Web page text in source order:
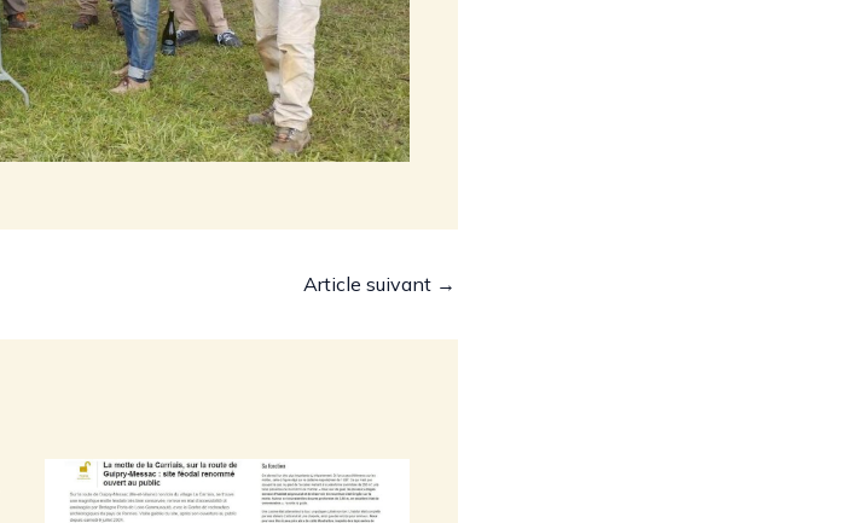
Article suivant →